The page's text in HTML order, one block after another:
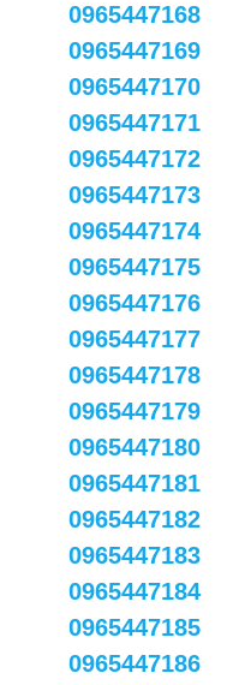
0965447168
0965447169
0965447170
0965447171
0965447172
0965447173
0965447174
0965447175
0965447176
0965447177
0965447178
0965447179
0965447180
0965447181
0965447182
0965447183
0965447184
0965447185
0965447186